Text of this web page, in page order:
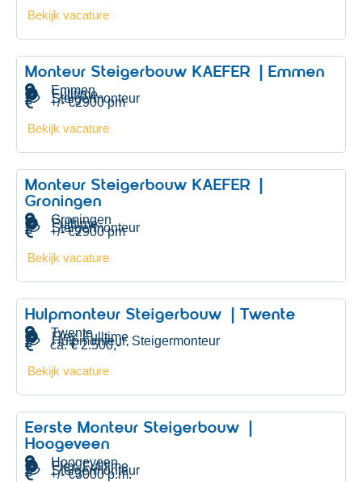
Bekijk vacature
Monteur Steigerbouw KAEFER | Emmen
Emmen
Fulltime
Steigermonteur
+/- €2900 pm
Bekijk vacature
Monteur Steigerbouw KAEFER |
Groningen
Groningen
Fulltime
Steigermonteur
+/- €2900 pm
Bekijk vacature
Hulpmonteur Steigerbouw | Twente
Twente
Flex, Fulltime
Hulpmonteur, Steigermonteur
ca. € 2.500,-
Bekijk vacature
Eerste Monteur Steigerbouw |
Hoogeveen
Hoogeveen
Flex, Fulltime
Steigermonteur
+/- €3000 p.m.